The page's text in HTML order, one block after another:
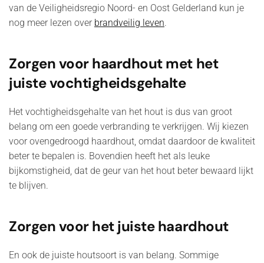
van de Veiligheidsregio Noord- en Oost Gelderland kun je
nog meer lezen over brandveilig leven.
Zorgen voor haardhout met het
juiste vochtigheidsgehalte
Het vochtigheidsgehalte van het hout is dus van groot
belang om een goede verbranding te verkrijgen. Wij kiezen
voor ovengedroogd haardhout, omdat daardoor de kwaliteit
beter te bepalen is. Bovendien heeft het als leuke
bijkomstigheid, dat de geur van het hout beter bewaard lijkt
te blijven.
Zorgen voor het juiste haardhout
En ook de juiste houtsoort is van belang. Sommige